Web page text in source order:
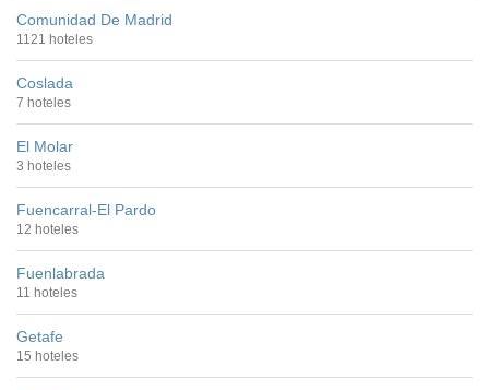
Comunidad De Madrid
1121 hoteles
Coslada
7 hoteles
El Molar
3 hoteles
Fuencarral-El Pardo
12 hoteles
Fuenlabrada
11 hoteles
Getafe
15 hoteles